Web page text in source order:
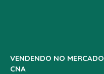
VENDENDO NO MERCADO
CNA